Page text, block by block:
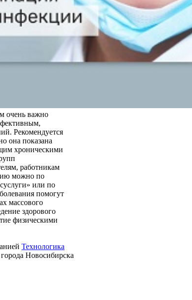
очень важно
Рекомендуется
она показана
хроническими
работникам
можно по
или по
помогут
массового
здорового
физическими
Технологика
Новосибирска